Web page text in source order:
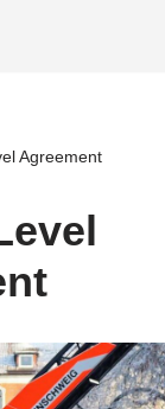
Agreement